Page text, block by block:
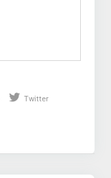
Twitter